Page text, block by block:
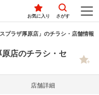
お気に入り さがす
プラザ厚原店」のチラシ・店舗情報
店のチラシ・セ
店舗詳細